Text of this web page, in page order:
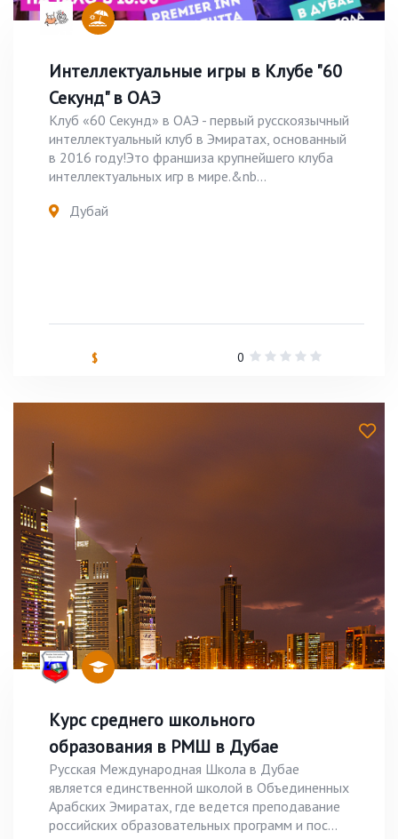
Интеллектуальные игры в Клубе "60
Секунд" в ОАЭ
Клуб «60 Секунд» в ОАЭ - первый русскоязычный
интеллектуальный клуб в Эмиратах, основанный
в 2016 году!Это франшиза крупнейшего клуба
интеллектуальных игр в мире.&nb...
Дубай
$ 0
Курс среднего школьного
образования в РМШ в Дубае
Русская Международная Школа в Дубае
является единственной школой в Объединенных
Арабских Эмиратах, где ведется преподавание
российских образовательных программ и пос...